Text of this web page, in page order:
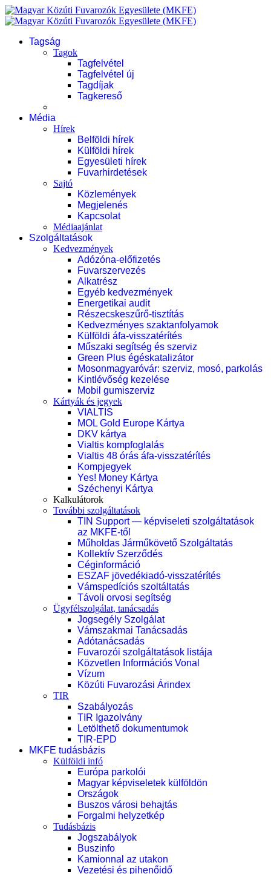
Tagság
Tagok
Tagfelvétel
Tagfelvétel új
Tagdíjak
Tagkereső
Média
Hírek
Belföldi hírek
Külföldi hírek
Egyesületi hírek
Fuvarhirdetések
Sajtó
Közlemények
Megjelenés
Kapcsolat
Médiaajánlat
Szolgáltatások
Kedvezmények
Adózóna-előfizetés
Fuvarszervezés
Alkatrész
Egyéb kedvezmények
Energetikai audit
Részecskeszűrő-tisztítás
Kedvezményes szaktanfolyamok
Külföldi áfa-visszatérítés
Műszaki segítség és szerviz
Green Plus égéskatalizátor
Mosonmagyaróvár: szerviz, mosó, parkolás
Kintlévőség kezelése
Mobil gumiszerviz
Kártyák és jegyek
VIALTIS
MOL Gold Europe Kártya
DKV kártya
Vialtis kompfoglalás
Vialtis 48 órás áfa-visszatérítés
Kompjegyek
Yes! Money Kártya
Széchenyi Kártya
Kalkulátorok
További szolgáltatások
TIN Support — képviseleti szolgáltatások
az MKFE-től
Műholdas Járműkövető Szolgáltatás
Kollektív Szerződés
Céginformáció
ESZAF jövedékiadó-visszatérítés
Vámspedíciós szoltáltatás
Távoli orvosi segítség
Ügyfélszolgálat, tanácsadás
Jogsegély Szolgálat
Vámszakmai Tanácsadás
Adótanácsadás
Fuvarozói szolgáltatások listája
Közvetlen Információs Vonal
Vízum
Közúti Fuvarozási Árindex
TIR
Szabályozás
TIR Igazolvány
Letölthető dokumentumok
TIR-EPD
MKFE tudásbázis
Külföldi infó
Európa parkolói
Magyar képviseletek külföldön
Országok
Buszos városi behajtás
Forgalmi helyzetkép
Tudásbázis
Jogszabályok
Buszinfo
Kamionnal az utakon
Vezetési és pihenőidő